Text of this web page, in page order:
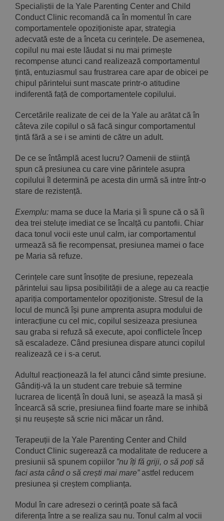
Specialiștii de la Yale Parenting Center and Child
Conduct Clinic recomandă ca în momentul în care
comportamentele opoziționiste apar, strategia
adecvată este de a înceta cu cerințele. De asemenea,
copilul nu mai este lăudat si nu mai primește
recompense atunci cand realizează comportamentul
țintă, entuziasmul sau frustrarea care apar de obicei pe
chipul părintelui sunt mascate printr-o atitudine
indiferentă față de comportamentele copilului.
Cercetările realizate de cei de la Yale au arătat că în
câteva zile copilul o să facă singur comportamentul
țintă fără a se i se aminti de către un adult.
De ce se întâmplă acest lucru? Oamenii de stiință
spun că presiunea cu care vine părintele asupra
copilului îl determină pe acesta din urmă să intre într-o
stare de rezistență.
Exemplu:mama se duce la Maria și îi spune că o să îi
dea trei steluțe imediat ce se încalță cu pantofii. Chiar
daca tonul vocii este unul calm, iar comportamentul
urmează să fie recompensat, presiunea mamei o face
pe Maria să refuze.
Cerințele care sunt însoțite de presiune, repezeala
părintelui sau lipsa posibilității de a alege au ca reacție
apariția comportamentelor opoziționiste. Stresul de la
locul de muncă își pune amprenta asupra modului de
interacțiune cu cel mic, copilul sesizeaza presiunea
sau graba si refuză să execute, apoi conflictele încep
să escaladeze. Când presiunea dispare atunci copilul
realizează ce i s-a cerut.
Adultul reacționează la fel atunci când simte presiune.
Gândiți-vă la un student care trebuie să termine
lucrarea de licență în două luni, se așează la masă și
încearcă să scrie, presiunea fiind foarte mare se inhibă
și nu reușește să scrie nici măcar un rând.
Terapeuții de la Yale Parenting Center and Child
Conduct Clinic sugerează ca modalitate de reducere a
presiunii să spunem copiilor ”nu îți fă griji, o să poți să
faci asta când o să crești mai mare”astfel reducem
presiunea și creștem complianța.
Modul în care adresezi o cerință poate să facă
diferența între a se realiza sau nu. Tonul calm al vocii